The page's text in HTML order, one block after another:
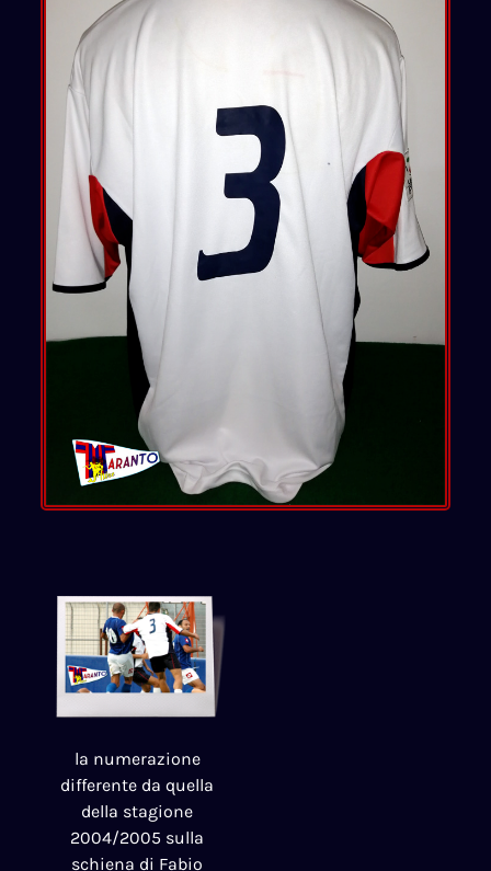
la numerazione
differente da quella
della stagione
2004/2005 sulla
schiena di Fabio